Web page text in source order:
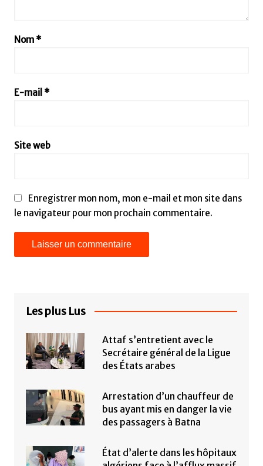
Nom *
E-mail *
Site web
Enregistrer mon nom, mon e-mail et mon site dans
le navigateur pour mon prochain commentaire.
Les plus Lus
Attaf s’entretient avec le
Secrétaire général de la Ligue
des États arabes
Arrestation d’un chauffeur de
bus ayant mis en danger la vie
des passagers à Batna
État d’alerte dans les hôpitaux